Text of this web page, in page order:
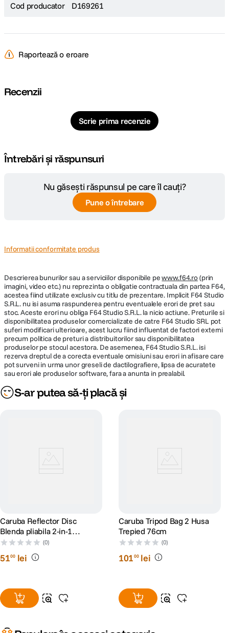
Cod producator D169261
Raportează o eroare
Recenzii
Scrie prima recenzie
Întrebări și răspunsuri
Nu găsești răspunsul pe care îl cauți?
Pune o întrebare
Informatii conformitate produs
Descrierea bunurilor sau a serviciilor disponibile pewww.f64.ro(prin
imagini, video etc.) nu reprezinta o obligatie contractuala din partea F64,
acestea fiind utilizate exclusiv cu titlu de prezentare. Implicit F64 Studio
S.R.L. nu isi asuma raspunderea pentru eventualele erori de pret sau
stoc. Aceste erori nu obliga F64 Studio S.R.L. la nicio actiune. Preturile si
disponibilitatea produselor comercializate de catre F64 Studio SRL pot
suferi modificari ulterioare, acest lucru fiind influentat de factori externi
precum politica de preturi a distribuitorilor sau disponibilitatea
produselor pe stocul acestora. De asemenea, F64 Studio S.R.L. isi
rezerva dreptul de a corecta eventuale omisiuni sau erori in afisare care
pot surveni in urma unor greseli de dactilografiere, lipsa de acuratete
sau erori ale produselor software, fara a anunta in prealabil.
S-ar putea să-ți placă și
Caruba Reflector Disc
Blenda pliabila 2-in-1
Auriu/Argintiu 60cm
(0)
5100 lei
Caruba Tripod Bag 2 Husa
Trepied 76cm
(0)
10100 lei